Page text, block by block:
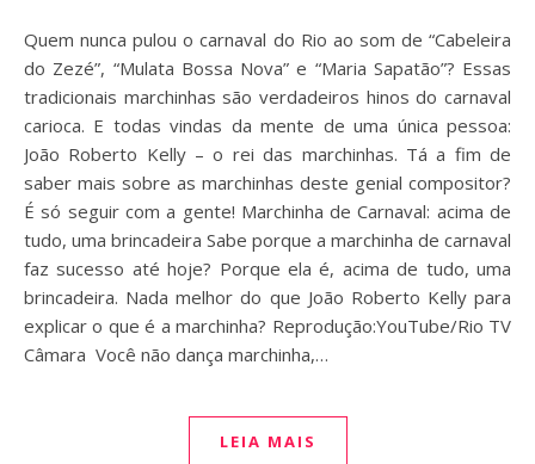
Quem nunca pulou o carnaval do Rio ao som de “Cabeleira
do Zezé”, “Mulata Bossa Nova” e “Maria Sapatão”? Essas
tradicionais marchinhas são verdadeiros hinos do carnaval
carioca. E todas vindas da mente de uma única pessoa:
João Roberto Kelly – o rei das marchinhas. Tá a fim de
saber mais sobre as marchinhas deste genial compositor?
É só seguir com a gente! Marchinha de Carnaval: acima de
tudo, uma brincadeira Sabe porque a marchinha de carnaval
faz sucesso até hoje? Porque ela é, acima de tudo, uma
brincadeira. Nada melhor do que João Roberto Kelly para
explicar o que é a marchinha? Reprodução:YouTube/Rio TV
Câmara Você não dança marchinha,…
LEIA MAIS